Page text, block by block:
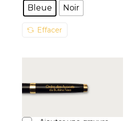
Bleue Noir
Effacer